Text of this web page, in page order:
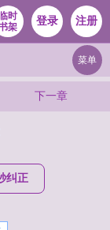
时
架
登录 注册
菜单
下一章
纠正